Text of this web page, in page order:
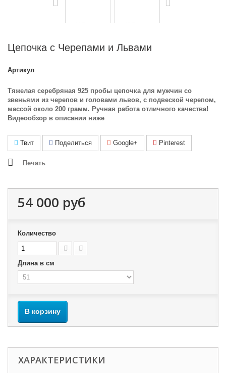
Цепочка с Черепами и Львами
Артикул
Тяжелая серебряная 925 пробы цепочка для мужчин со
звеньями из черепов и головами львов, с подвеской черепом,
массой около 200 грамм. Ручная работа отличного качества!
Видеообзор в описании ниже
Твит Поделиться Google+ Pinterest
Печать
54 000 руб
Количество
Длина в см
В корзину
ХАРАКТЕРИСТИКИ